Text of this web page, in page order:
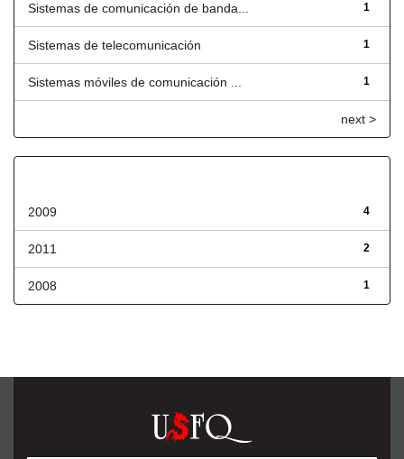
1
Sistemas de comunicación de banda...
1
Sistemas de telecomunicación
1
Sistemas móviles de comunicación ...
next >
4
2009
2
2011
1
2008